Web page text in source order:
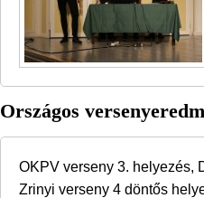
Országos
OKPV verseny 3. helyezés,
Zrinyi verseny 4 döntős